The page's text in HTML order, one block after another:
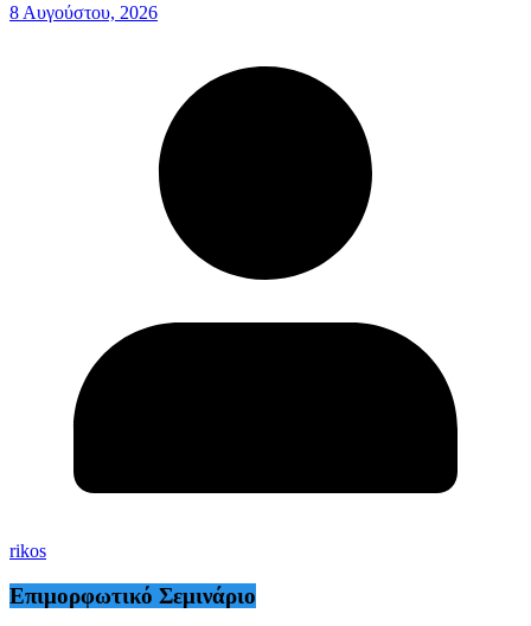
8 Αυγούστου, 2026
rikos
Επιμορφωτικό Σεμινάριο